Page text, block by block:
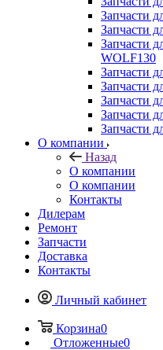
Запчасти
Запчасти
Запчасти
WOLF130
Запчасти
Запчасти
Запчасти
Запчасти
Запчасти
О компании
Назад
О компании
О компании
Контакты
Дилерам
Ремонт
Запчасти
Доставка
Контакты
Личный кабинет
Корзина0
Отложенные0